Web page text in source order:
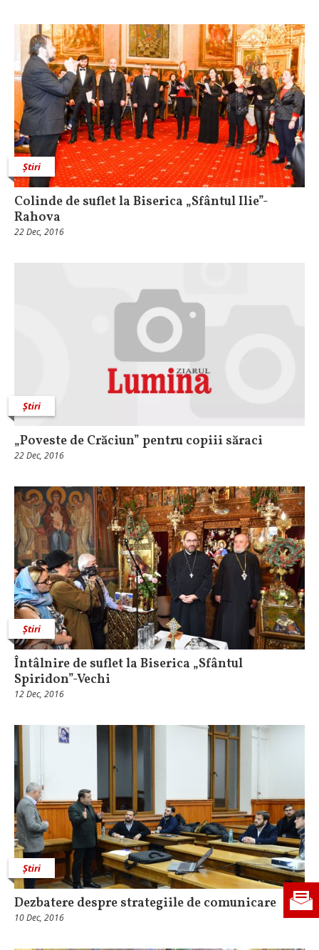
Știri
Colinde de suflet la Biserica „Sfântul Ilie”-
Rahova
22 Dec, 2016
Știri
„Poveste de Crăciun” pentru copiii săraci
22 Dec, 2016
Știri
Întâlnire de suflet la Biserica „Sfântul
Spiridon”-Vechi
12 Dec, 2016
Știri
Dezbatere despre strategiile de comunicare
10 Dec, 2016